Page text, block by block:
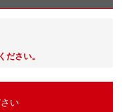
ださい。
い